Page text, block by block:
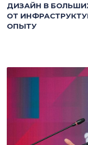
ДИЗАЙН В
ОТ
ОПЫТУ